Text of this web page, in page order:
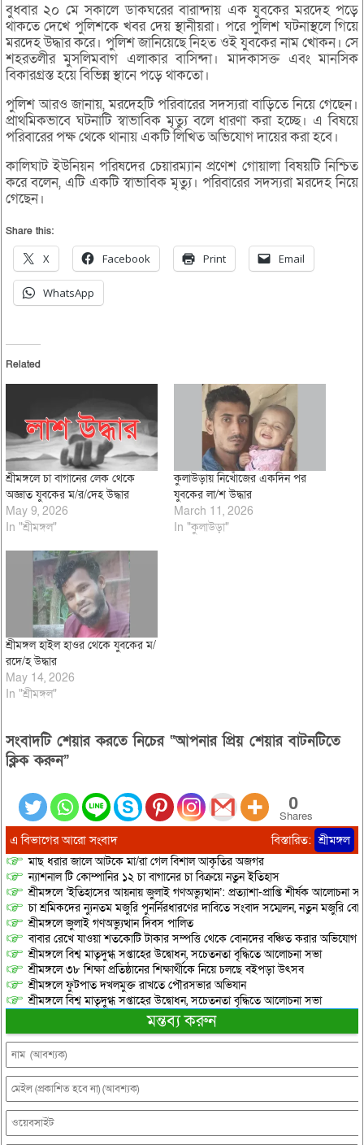
বুধবার ২০ মে সকালে ডাকঘরের বারান্দায় এক যুবকের মরদেহ পড়ে
থাকতে দেখে পুলিশকে খবর দেয় স্থানীয়রা। পরে পুলিশ ঘটনাস্থলে গিয়ে
মরদেহ উদ্ধার করে। পুলিশ জানিয়েছে নিহত ওই যুবকের নাম খোকন। সে
শহরতলীর মুসলিমবাগ এলাকার বাসিন্দা। মাদকাসক্ত এবং মানসিক
বিকারগ্রস্ত হয়ে বিভিন্ন স্থানে পড়ে থাকতো।
পুলিশ আরও জানায়, মরদেহটি পরিবারের সদস্যরা বাড়িতে নিয়ে গেছেন।
প্রাথমিকভাবে ঘটনাটি স্বাভাবিক মৃত্যু বলে ধারণা করা হচ্ছে। এ বিষয়ে
পরিবারের পক্ষ থেকে থানায় একটি লিখিত অভিযোগ দায়ের করা হবে।
কালিঘাট ইউনিয়ন পরিষদের চেয়ারম্যান প্রণেশ গোয়ালা বিষয়টি নিশ্চিত
করে বলেন, এটি একটি স্বাভাবিক মৃত্যু। পরিবারের সদস্যরা মরদেহ নিয়ে
গেছেন।
Share this:
X Facebook Print Email
WhatsApp
Related
শ্রীমঙ্গলে চা বাগানের লেক থেকে
অজ্ঞাত যুবকের ম/র/দেহ উদ্ধার
May 9, 2026
In "শ্রীমঙ্গল"
কুলাউড়ায় নিখোঁজের একদিন পর
যুবকের লা/শ উদ্ধার
March 11, 2026
In "কুলাউড়া"
শ্রীমঙ্গল হাইল হাওর থেকে যুবকের ম/
রদে/হ উদ্ধার
May 14, 2026
In "শ্রীমঙ্গল"
সংবাদটি শেয়ার করতে নিচের “আপনার প্রিয় শেয়ার বাটনটিতে
ক্লিক করুন”
0
Shares
এ বিভাগের আরো সংবাদ বিস্তারিত: শ্রীমঙ্গল
মাছ ধরার জালে আটকে মা/রা গেল বিশাল আকৃতির অজগর
ন্যাশনাল টি কোম্পানির ১২ চা বাগানের চা বিক্রয়ে নতুন ইতিহাস
শ্রীমঙ্গলে ‘ইতিহাসের আয়নায় জুলাই গণঅভ্যুত্থান’: প্রত্যাশা-প্রাপ্তি শীর্ষক আলোচনা
চা শ্রমিকদের ন্যুনতম মজুরি পুনর্নিরধারণের দাবিতে সংবাদ সম্মেলন, নতুন মজুরি
শ্রীমঙ্গলে জুলাই গণঅভ্যুত্থান দিবস পালিত
বাবার রেখে যাওয়া শতকোটি টাকার সম্পত্তি থেকে বোনদের বঞ্চিত করার অভিযোগ
শ্রীমঙ্গলে বিশ্ব মাতৃদুগ্ধ সপ্তাহের উদ্বোধন, সচেতনতা বৃদ্ধিতে আলোচনা সভা
শ্রীমঙ্গলে ৩৮ শিক্ষা প্রতিষ্ঠানের শিক্ষার্থীকে নিয়ে চলছে বইপড়া উৎসব
শ্রীমঙ্গলে ফুটপাত দখলমুক্ত রাখতে পৌরসভার অভিযান
শ্রীমঙ্গলে বিশ্ব মাতৃদুগ্ধ সপ্তাহের উদ্বোধন, সচেতনতা বৃদ্ধিতে আলোচনা সভা
মন্তব্য করুন